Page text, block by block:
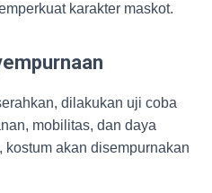
karakter maskot.
dilakukan uji coba
mobilitas, dan daya
akan disempurnakan